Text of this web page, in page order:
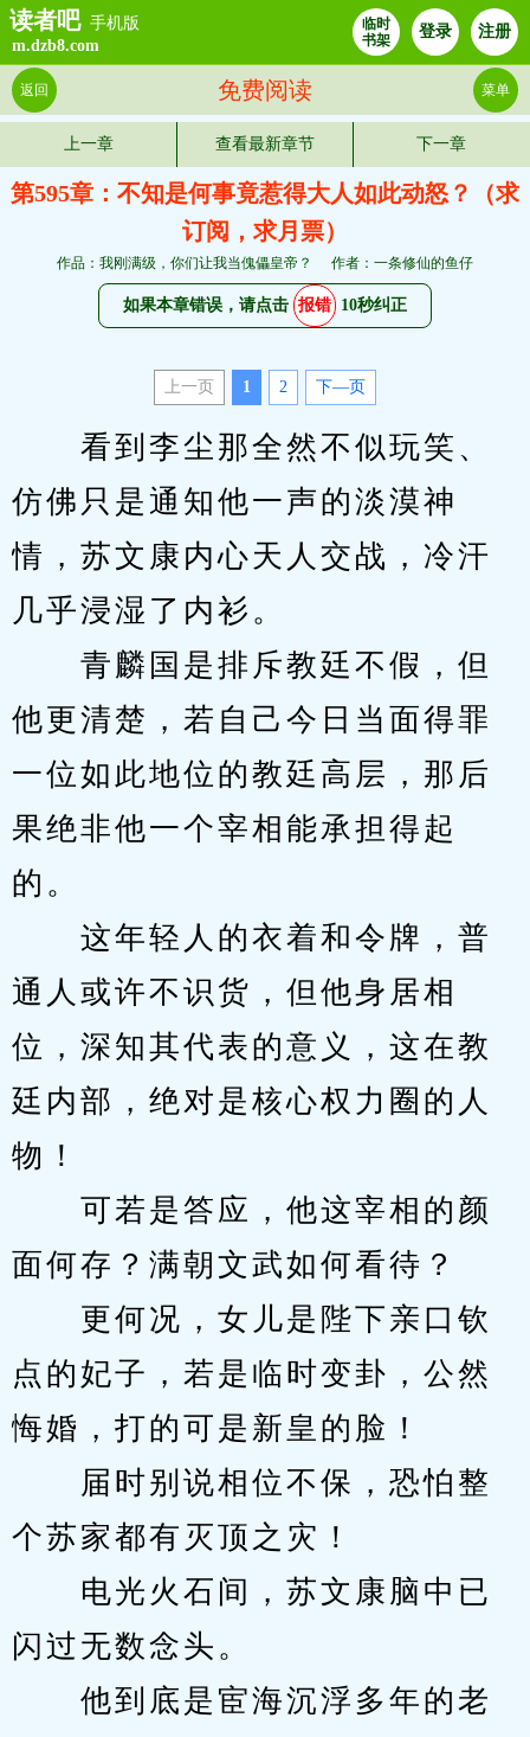
读者吧 手机版
m.dzb8.com
临时
书架
登录 注册
免费阅读
返回 菜单
上一章 查看最新章节 下一章
第595章：不知是何事竟惹得大人如此动怒？（求
订阅，求月票）
作品：我刚满级，你们让我当傀儡皇帝？ 作者：一条修仙的鱼仔
如果本章错误，请点击 报错 10秒纠正
上一页 1 2 下—页
看到李尘那全然不似玩笑、
仿佛只是通知他一声的淡漠神
情，苏文康内心天人交战，冷汗
几乎浸湿了内衫。
青麟国是排斥教廷不假，但
他更清楚，若自己今日当面得罪
一位如此地位的教廷高层，那后
果绝非他一个宰相能承担得起
的。
这年轻人的衣着和令牌，普
通人或许不识货，但他身居相
位，深知其代表的意义，这在教
廷内部，绝对是核心权力圈的人
物！
可若是答应，他这宰相的颜
面何存？满朝文武如何看待？
更何况，女儿是陛下亲口钦
点的妃子，若是临时变卦，公然
悔婚，打的可是新皇的脸！
届时别说相位不保，恐怕整
个苏家都有灭顶之灾！
电光火石间，苏文康脑中已
闪过无数念头。
他到底是宦海沉浮多年的老